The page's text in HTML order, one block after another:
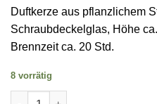
Duftkerze aus pflanzlichem
Schraubdeckelglas, Höhe
Brennzeit ca. 20 Std.
8 vorrätig
Duftkerze Heißer Hirsch Menge